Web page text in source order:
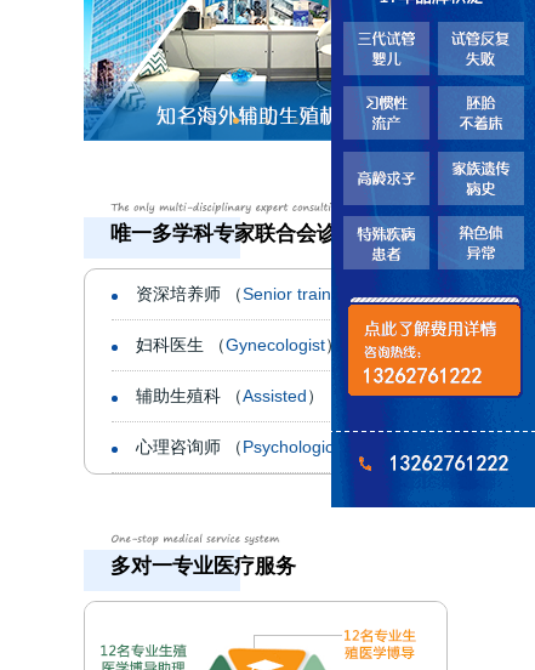
唯一多学科专家联合会诊机构
资深培养师 （Senior trainers）
妇科医生 （Gynecologist）
辅助生殖科 （Assisted）
心理咨询师 （Psychological
多对一专业医疗服务